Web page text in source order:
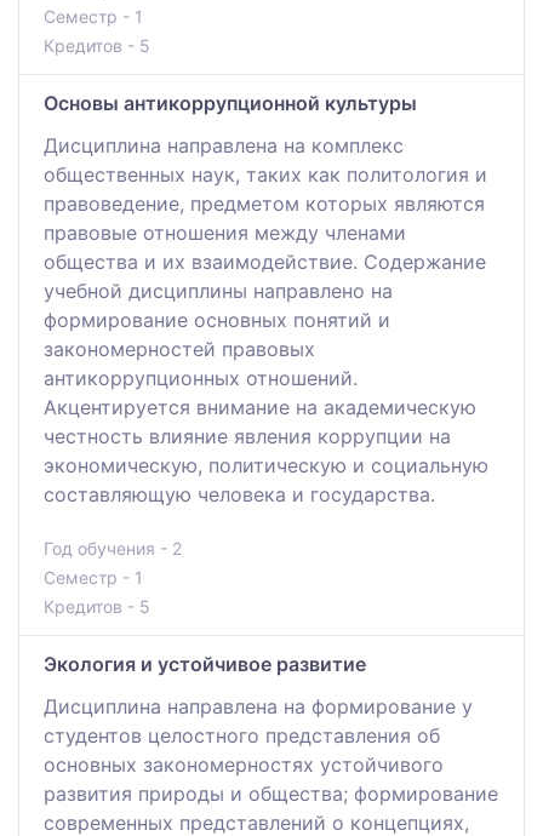
Семестр - 1
Кредитов - 5
Основы антикоррупционной культуры
Дисциплина направлена на комплекс
общественных наук, таких как политология и
правоведение, предметом которых являются
правовые отношения между членами
общества и их взаимодействие. Содержание
учебной дисциплины направлено на
формирование основных понятий и
закономерностей правовых
антикоррупционных отношений.
Акцентируется внимание на академическую
честность влияние явления коррупции на
экономическую, политическую и социальную
составляющую человека и государства.
Год обучения - 2
Семестр - 1
Кредитов - 5
Экология и устойчивое развитие
Дисциплина направлена на формирование у
студентов целостного представления об
основных закономерностях устойчивого
развития природы и общества; формирование
современных представлений о концепциях,